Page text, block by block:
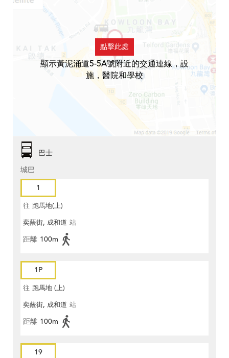
點擊此處
顯示黃泥涌道5-5A號附近的交通連線，設
施，醫院和學校
巴士
城巴
1
往 跑馬地(上)
奕蔭街, 成和道 站
距離 100m
1P
往 跑馬地 (上)
奕蔭街, 成和道 站
距離 100m
19